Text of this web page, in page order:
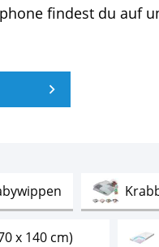
findest du auf
x 140 cm)